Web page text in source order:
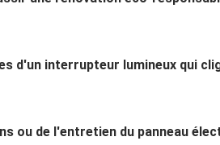
d'un interrupteur lumineux qui
ou de l'entretien du panneau